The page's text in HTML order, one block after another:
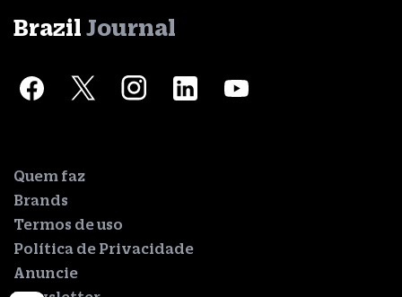
Brazil Journal
Quem faz
Brands
Termos de uso
Política de Privacidade
Anuncie